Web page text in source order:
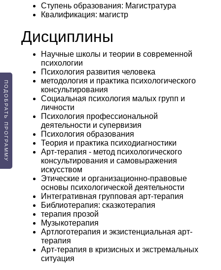
Ступень образования: Магистратура
Квалификация: магистр
Дисциплины
Научные школы и теории в современной
психологии
Психология развития человека
методология и практика психологического
консультирования
Социальная психология малых групп и
личности
Психология профессиональной
деятельности и супервизия
Психология образования
Теория и практика психодиагностики
Арт-терапия - метод психологического
консультирования и самовыражения
искусством
Этические и организационно-правовые
основы психологической деятельности
Интегративная групповая арт-терапия
Библиотерапия: сказкотерапия
терапия прозой
Музыкотерапия
Артлоготерапия и экзистенциальная арт-
терапия
Арт-терапия в кризисных и экстремальных
ситуация
ПОДОБРАТЬ ПРОГРАММУ